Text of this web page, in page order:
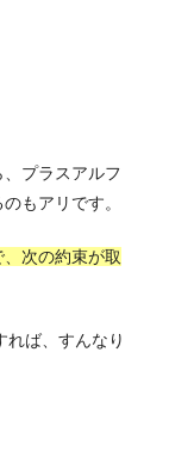
プラスアルフ
もアリです。
次の約束が取
れば、すんなり